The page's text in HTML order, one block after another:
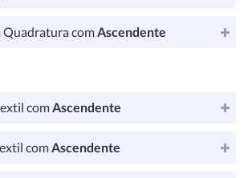
Quadratura comAscendente
comAscendente
comAscendente